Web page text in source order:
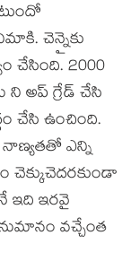
చెన్నైకు
చేసింది. 2000
అప్ గ్రేడ్ చేసి
చేసి ఉంచింది.
ఎన్ని
ఇది ఇరవై
వచ్చేంత